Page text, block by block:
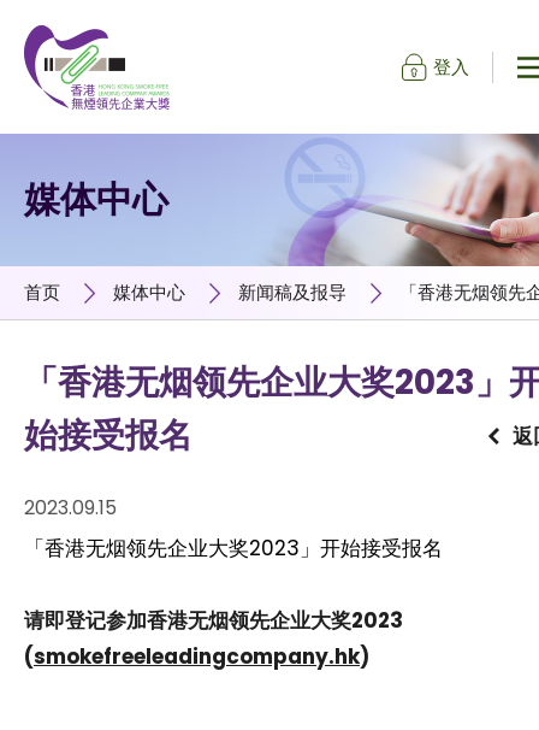
登入
媒体中心
首页 媒体中心 新闻稿及报导 「香港无烟领
「香港无烟领先企业大奖2023」
始接受报名
返
2023.09.15
「香港无烟领先企业大奖2023」开始接受报名
请即登记参加香港无烟领先企业大奖2023
(smokefreeleadingcompany.hk)